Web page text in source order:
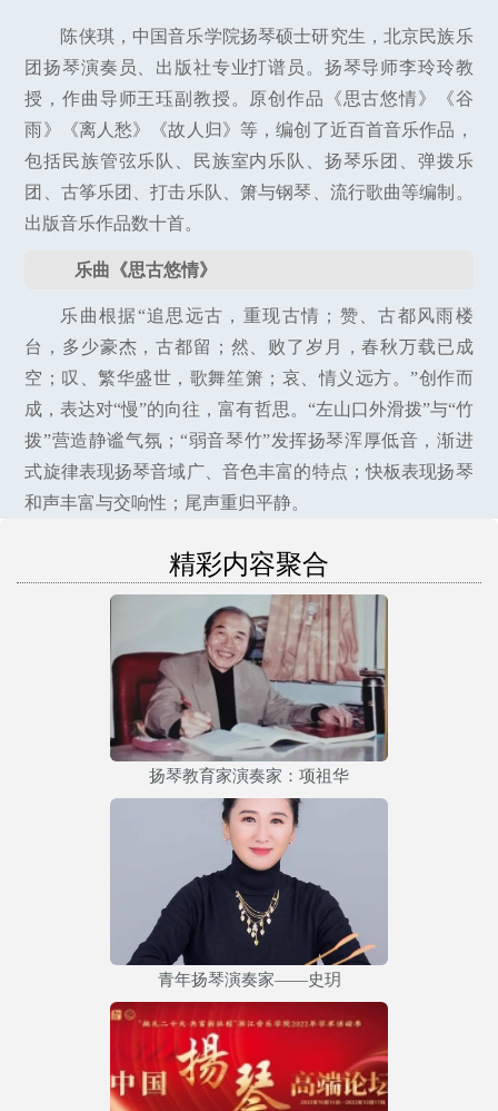
陈侠琪，中国音乐学院扬琴硕士研究生，北京民族乐
团扬琴演奏员、出版社专业打谱员。扬琴导师李玲玲教
授，作曲导师王珏副教授。原创作品《思古悠情》《谷
雨》《离人愁》《故人归》等，编创了近百首音乐作品，
包括民族管弦乐队、民族室内乐队、扬琴乐团、弹拨乐
团、古筝乐团、打击乐队、箫与钢琴、流行歌曲等编制。
出版音乐作品数十首。
乐曲《思古悠情》
乐曲根据“追思远古，重现古情；赞、古都风雨楼
台，多少豪杰，古都留；然、败了岁月，春秋万载已成
空；叹、繁华盛世，歌舞笙箫；哀、情义远方。”创作而
成，表达对“慢”的向往，富有哲思。“左山口外滑拨”与“竹
拨”营造静谧气氛；“弱音琴竹”发挥扬琴浑厚低音，渐进
式旋律表现扬琴音域广、音色丰富的特点；快板表现扬琴
和声丰富与交响性；尾声重归平静。
精彩内容聚合
扬琴教育家演奏家：项祖华
青年扬琴演奏家——史玥